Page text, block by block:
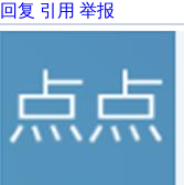
回复 引用 举报